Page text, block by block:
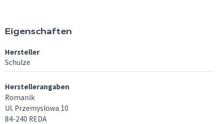
Eigenschaften
Hersteller
Schulze
Herstellerangaben
Romanik
Ul. Przemyslowa 10
84-240 REDA